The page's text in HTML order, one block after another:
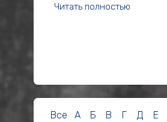
Читать полностью
Все А Б В Г Д Е